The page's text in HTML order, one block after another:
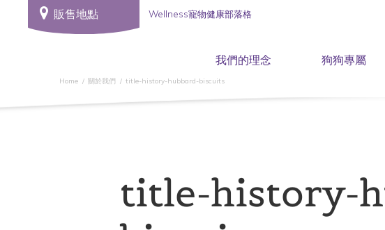
販售地點 Wellness寵物健康部落格
我們的理念 狗狗專屬
Home 關於我們 title-history-hubbard-biscuits
title-history-